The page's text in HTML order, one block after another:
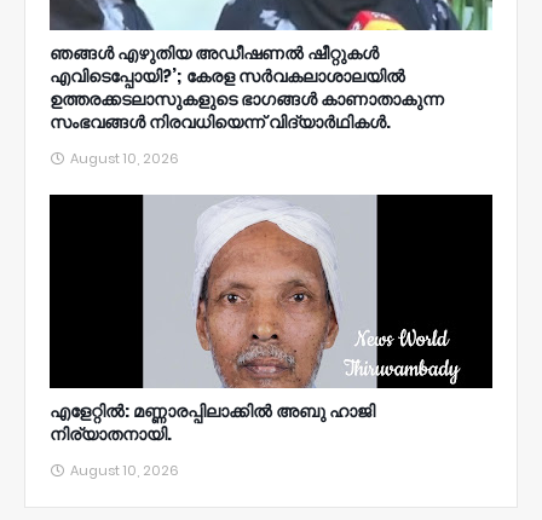
ഞങ്ങള്‍ എഴുതിയ അഡീഷണല്‍ ഷീറ്റുകള്‍
എവിടെപ്പോയി?’; കേരള സര്‍വകലാശാലയില്‍
ഉത്തരക്കടലാസുകളുടെ ഭാഗങ്ങള്‍ കാണാതാകുന്ന
സംഭവങ്ങള്‍ നിരവധിയെന്ന് വിദ്യാര്‍ഥികള്‍.
August 10, 2026
എളേറ്റിൽ: മണ്ണാരപ്പിലാക്കിൽ അബു ഹാജി
നിര്യാതനായി.
August 10, 2026